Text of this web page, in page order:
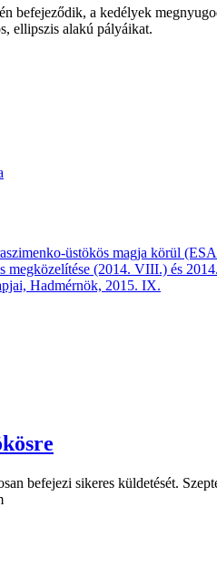
befejeződik, a kedélyek
ellipszis alakú pályáikat.
üstökös magja körül
megközelítése (2014. VIII.) és
Hadmérnök, 2015. IX.
befejezi sikeres küldetését.